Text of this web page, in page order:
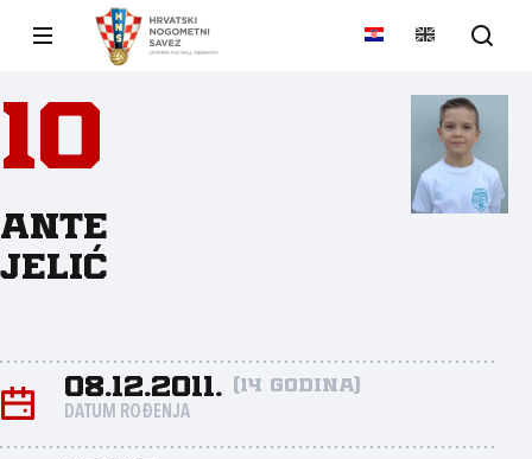
10
Ante
Jelić
08.12.2011. (14 godina)
DATUM ROĐENJA